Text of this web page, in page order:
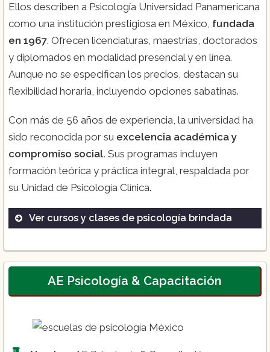
Ellos describen a Psicología Universidad Panamericana
como una institución prestigiosa en México, fundada
en 1967. Ofrecen licenciaturas, maestrías, doctorados
y diplomados en modalidad presencial y en línea.
Aunque no se especifican los precios, destacan su
flexibilidad horaria, incluyendo opciones sabatinas.
Con más de 56 años de experiencia, la universidad ha
sido reconocida por su excelencia académica y
compromiso social. Sus programas incluyen
formación teórica y práctica integral, respaldada por
su Unidad de Psicología Clínica.
Ver cursos y clases de psicología brindada
Maestría en Psicología Clínica
Doctorado en Psicología
AE Psicología & Capacitación